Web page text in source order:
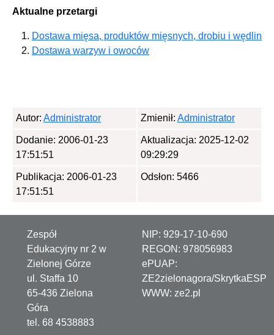
Aktualne przetargi
Dostawa mięsa, produktów mięsnych, drobiu i wędlin
Dostawa warzyw i owoców
Autor: Administrator Zmienił: Administrator
Dodanie: 2006-01-23
17:51:51
Aktualizacja: 2025-12-02
09:29:29
Publikacja: 2006-01-23
17:51:51
Odsłon: 5466
Zespół
Edukacyjny nr 2 w
Zielonej Górze
ul. Staffa 10
65-436 Zielona
Góra
tel. 68 4538883
NIP: 929-17-10-690
REGON: 978056983
ePUAP:
ZE2zielonagora/SkrytkaESP
WWW: ze2.pl